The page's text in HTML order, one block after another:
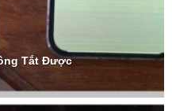
Tắt Được